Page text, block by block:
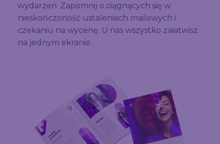
wydarzeń. Zapomnij o ciągnących się w
nieskończoność ustaleniach mailowych i
czekaniu na wycenę. U nas wszystko załatwisz
na jednym ekranie.